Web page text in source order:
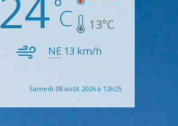
13°C
NE 13 km/h
Samedi 08 août 2026 à 12h25